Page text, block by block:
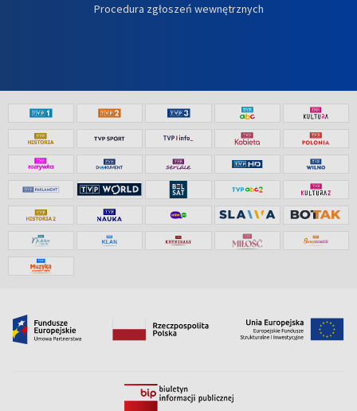
Procedura zgłoszeń wewnętrznych